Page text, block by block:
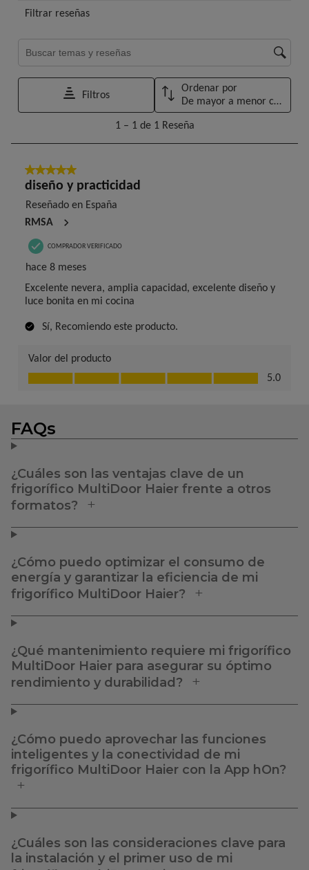
FAQs
¿Cuáles son las ventajas clave de un
frigorífico MultiDoor Haier frente a otros
formatos?
¿Cómo puedo optimizar el consumo de
energía y garantizar la eficiencia de mi
frigorífico MultiDoor Haier?
¿Qué mantenimiento requiere mi frigorífico
MultiDoor Haier para asegurar su óptimo
rendimiento y durabilidad?
¿Cómo puedo aprovechar las funciones
inteligentes y la conectividad de mi
frigorífico MultiDoor Haier con la App hOn?
¿Cuáles son las consideraciones clave para
la instalación y el primer uso de mi